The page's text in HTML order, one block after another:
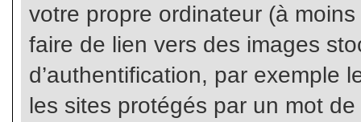
votre propre ordinateur (à
faire de lien vers des images
d’authentification, par exemple
les sites protégés par un mot